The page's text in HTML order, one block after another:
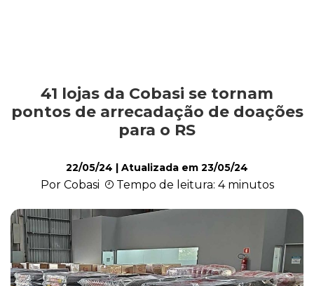
Ações Sociais
Gato
Outros Pets
41 lojas da Cobasi se tornam
pontos de arrecadação de doações
para o RS
22/05/24 | Atualizada em 23/05/24
Por Cobasi Tempo de leitura: 4 minutos